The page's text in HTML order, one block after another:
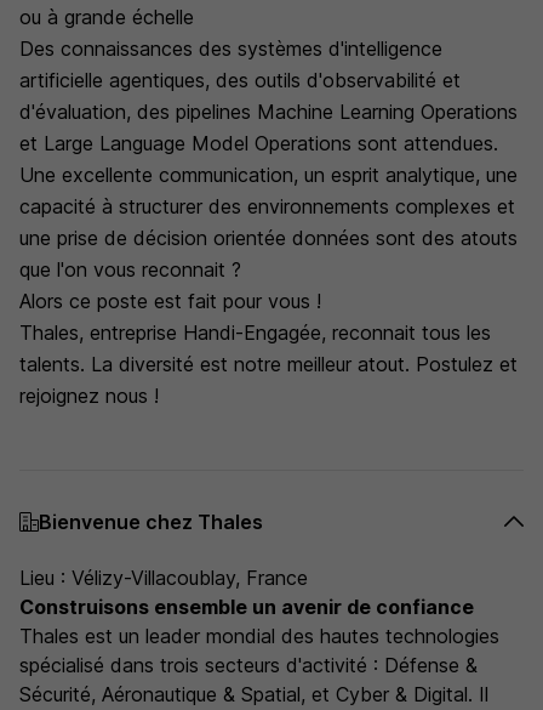
ou à grande échelle
Des connaissances des systèmes d'intelligence
artificielle agentiques, des outils d'observabilité et
d'évaluation, des pipelines Machine Learning Operations
et Large Language Model Operations sont attendues.
Une excellente communication, un esprit analytique, une
capacité à structurer des environnements complexes et
une prise de décision orientée données sont des atouts
que l'on vous reconnait ?
Alors ce poste est fait pour vous !
Thales, entreprise Handi-Engagée, reconnait tous les
talents. La diversité est notre meilleur atout. Postulez et
rejoignez nous !
Bienvenue chez Thales
Lieu : Vélizy-Villacoublay, France
Construisons ensemble un avenir de confiance
Thales est un leader mondial des hautes technologies
spécialisé dans trois secteurs d'activité : Défense &
Sécurité, Aéronautique & Spatial, et Cyber & Digital. Il